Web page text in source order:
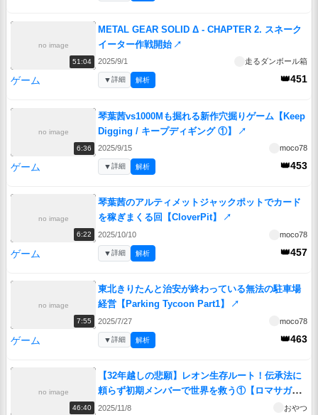
no image
51:04
METAL GEAR SOLID Δ - CHAPTER 2. スネーク
イーター作戦開始 ↗
2025/9/1 走るダンボール箱
ゲーム 👑451
▼詳細 解析
no image
6:36
琴葉茜vs1000Mも掘れる新作穴掘りゲーム【Keep
Digging / キープディギング ①】
↗
2025/9/15 moco78
ゲーム 👑453
▼詳細 解析
no image
6:22
琴葉茜のアルティメットジャックポットでカード
を稼ぎまくる回【CloverPit】
↗
2025/10/10 moco78
ゲーム 👑457
▼詳細 解析
no image
7:55
東北きりたんと治安が終わっている無法の駐車場
経営【Parking Tycoon Part1】
↗
2025/7/27 moco78
ゲーム 👑463
▼詳細 解析
no image
46:40
【32年越しの悲願】レオン生存ルート！伝承法に
頼らず初期メンバーで世界を救う①【ロマサガ
2】↗
2025/11/8 おやつ